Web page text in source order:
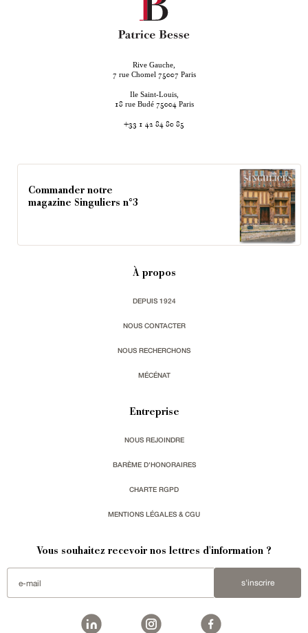
Rive Gauche,
7 rue Chomel 75007 Paris
Ile Saint-Louis,
18 rue Budé 75004 Paris
+33 1 42 84 80 85
Commander notre
magazine Singuliers n°3
À propos
DEPUIS 1924
NOUS CONTACTER
NOUS RECHERCHONS
MÉCÉNAT
Entreprise
NOUS REJOINDRE
BARÈME D'HONORAIRES
CHARTE RGPD
MENTIONS LÉGALES & CGU
Vous souhaitez recevoir nos lettres d'information ?
s'inscrire